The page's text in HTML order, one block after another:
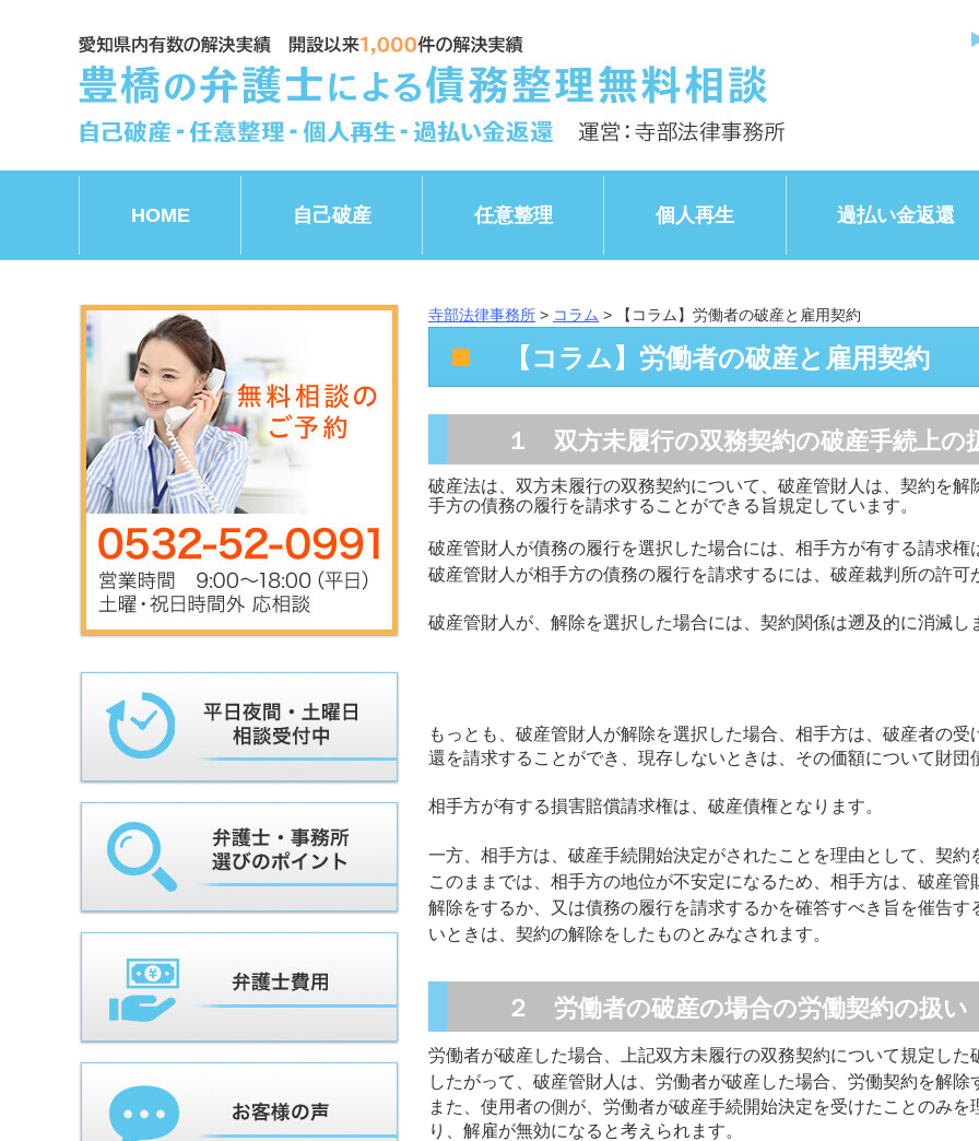
HOME 自己破産 任意整理 個人再生 過払い金返還
寺部法律事務所 > コラム > 【コラム】労働者の破産と雇用契約
【コラム】労働者の破産と雇用契約
１ 双方未履行の双務契約の破産手続上の
破産法は、双方未履行の双務契約について、破産管財人は、契約を
手方の債務の履行を請求することができる旨規定しています。
破産管財人が債務の履行を選択した場合には、相手方が有する請求権
破産管財人が相手方の債務の履行を請求するには、破産裁判所の許可
破産管財人が、解除を選択した場合には、契約関係は遡及的に消滅し
もっとも、破産管財人が解除を選択した場合、相手方は、破産者の
還を請求することができ、現存しないときは、その価額について財団
相手方が有する損害賠償請求権は、破産債権となります。
一方、相手方は、破産手続開始決定がされたことを理由として、契約
このままでは、相手方の地位が不安定になるため、相手方は、破産
解除をするか、又は債務の履行を請求するかを確答すべき旨を催告
いときは、契約の解除をしたものとみなされます。
２ 労働者の破産の場合の労働契約の扱い
労働者が破産した場合、上記双方未履行の双務契約について規定した
したがって、破産管財人は、労働者が破産した場合、労働契約を解除
また、使用者の側が、労働者が破産手続開始決定を受けたことのみ
り、解雇が無効になると考えられます。